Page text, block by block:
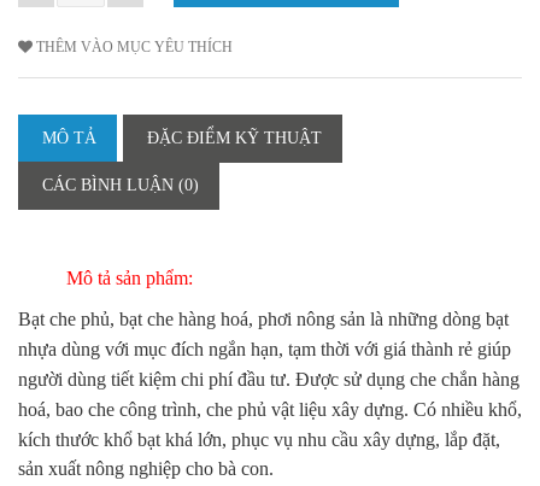
THÊM VÀO MỤC YÊU THÍCH
MÔ TẢ ĐẶC ĐIỂM KỸ THUẬT
CÁC BÌNH LUẬN (0)
Mô tả sản phẩm:
Bạt che phủ, bạt che hàng hoá, phơi nông sản là những dòng bạt
nhựa dùng với mục đích ngắn hạn, tạm thời với giá thành rẻ giúp
người dùng tiết kiệm chi phí đầu tư. Được sử dụng che chắn hàng
hoá, bao che công trình, che phủ vật liệu xây dựng. Có nhiều khổ,
kích thước khổ bạt khá lớn, phục vụ nhu cầu xây dựng, lắp đặt,
sản xuất nông nghiệp cho bà con.